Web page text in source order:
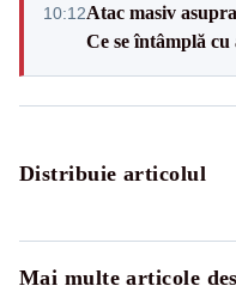
10:12Atac masiv
Ce se întâmplă
Distribuie articolul
Mai multe articole